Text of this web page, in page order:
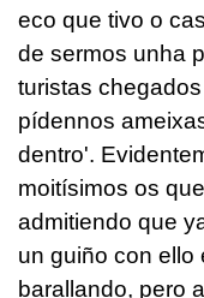
eco que tivo o
de sermos unha
turistas
pídennos
dentro'.
moitísimos os
admitiendo que
un guiño con ello
barallando, pero